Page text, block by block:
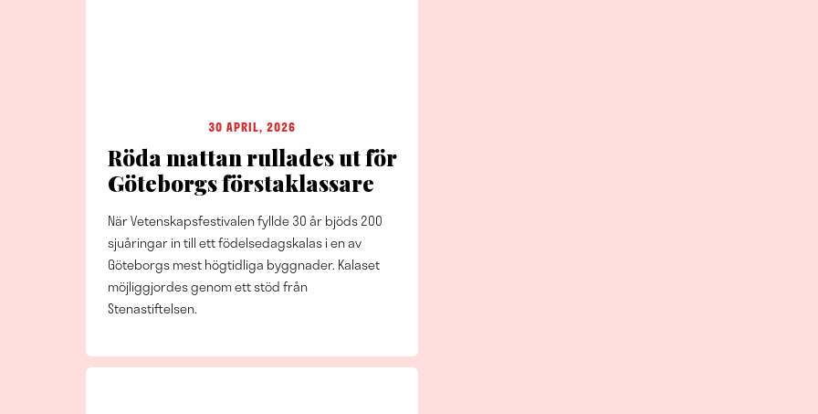
30 APRIL, 2026
Röda mattan rullades ut för
Göteborgs förstaklassare
När Vetenskapsfestivalen fyllde 30 år bjöds 200
sjuåringar in till ett födelsedagskalas i en av
Göteborgs mest högtidliga byggnader. Kalaset
möjliggjordes genom ett stöd från
Stenastiftelsen.